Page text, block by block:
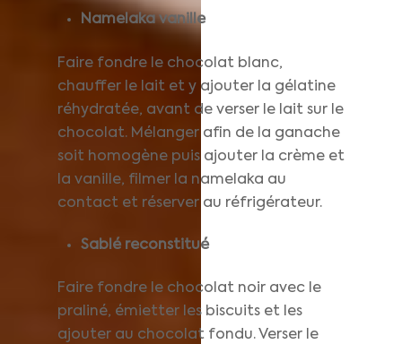
Namelaka vanille
Faire fondre le chocolat blanc,
chauffer le lait et y ajouter la gélatine
réhydratée, avant de verser le lait sur le
chocolat. Mélanger afin de la ganache
soit homogène puis ajouter la crème et
la vanille, filmer la namelaka au
contact et réserver au réfrigérateur.
Sablé reconstitué
Faire fondre le chocolat noir avec le
praliné, émietter les biscuits et les
ajouter au chocolat fondu. Verser le